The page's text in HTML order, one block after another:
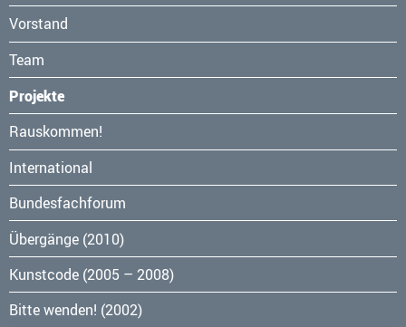
Vorstand
Team
Projekte
Navigation
überspringen
Rauskommen!
International
Bundesfachforum
Übergänge (2010)
Kunstcode (2005 – 2008)
Bitte wenden! (2002)